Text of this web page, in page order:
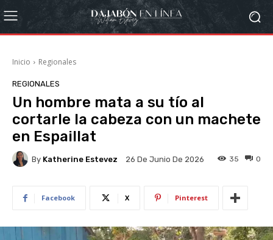
Inicio Regionales
REGIONALES
Un hombre mata a su tío al
cortarle la cabeza con un machete
en Espaillat
By Katherine Estevez 26 De Junio De 2026 0
35
Facebook X Pinterest